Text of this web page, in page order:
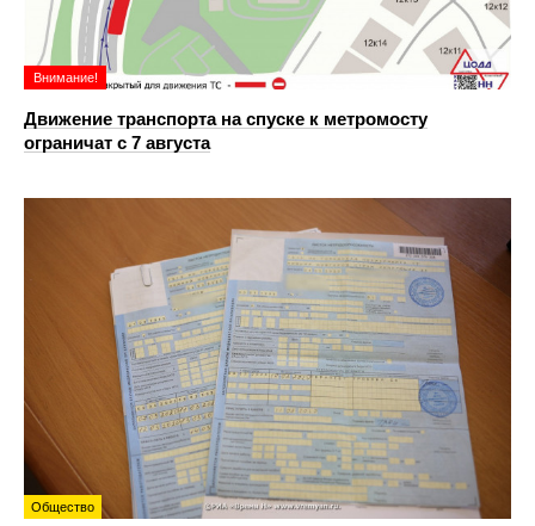
Внимание!
Движение транспорта на спуске к метромосту
ограничат с 7 августа
Общество